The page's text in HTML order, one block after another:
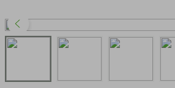
2º cafeteira